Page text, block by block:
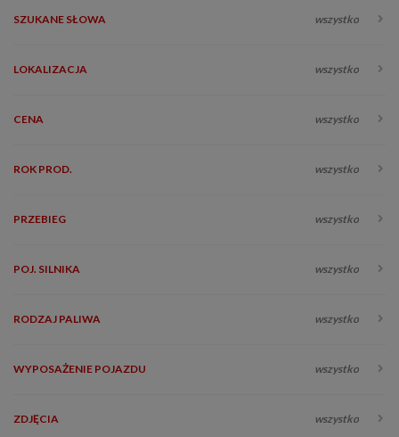
SZUKANE SŁOWA wszystko
LOKALIZACJA wszystko
CENA wszystko
ROK PROD. wszystko
PRZEBIEG wszystko
POJ. SILNIKA wszystko
RODZAJ PALIWA wszystko
WYPOSAŻENIE POJAZDU wszystko
ZDJĘCIA wszystko